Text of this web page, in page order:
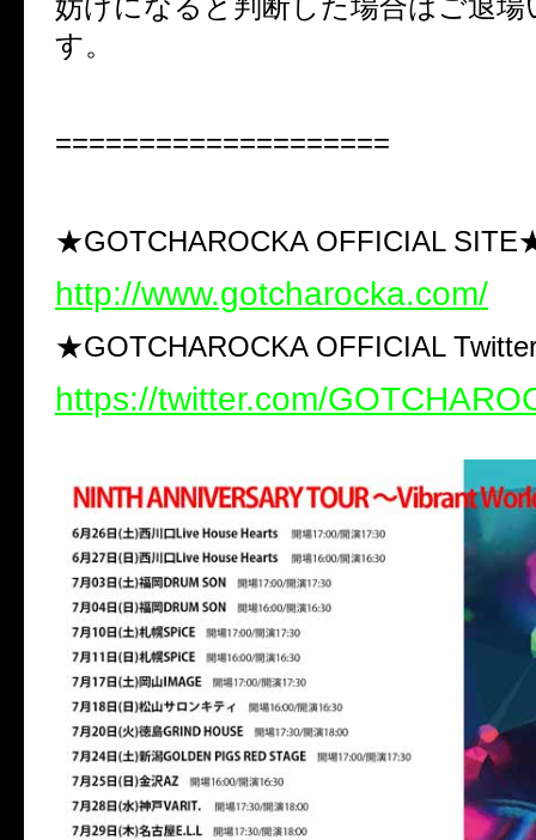
妨げになると判断した場合はご退
す。
====================
★GOTCHAROCKA OFFICIAL
http://www.gotcharocka.com/
★GOTCHAROCKA OFFICIAL
https://twitter.com/